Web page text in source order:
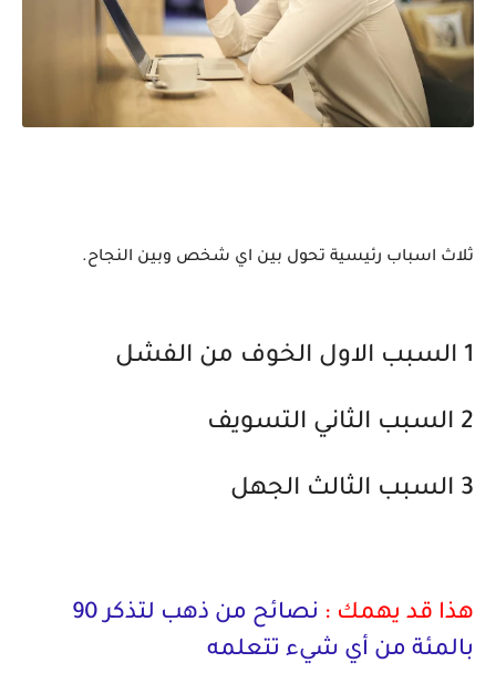
ثلاث اسباب رئيسية تحول بين اي شخص وبين النجاح.
1 السبب الاول الخوف من الفشل
2 السبب الثاني التسويف
3 السبب الثالث الجهل
هذا قد يهمك :
نصائح من ذهب لتذكر 90
بالمئة من أي شيء تتعلمه